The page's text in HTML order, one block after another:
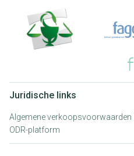
Juridische links
Algemene verkoopsvoorwaarden
ODR-platform